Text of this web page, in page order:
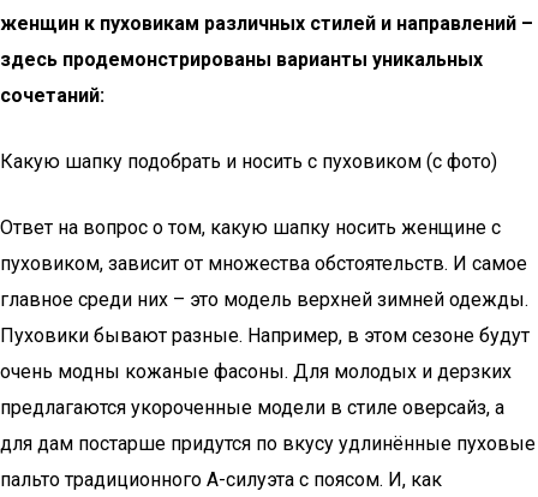
женщин к пуховикам различных стилей и направлений –
здесь продемонстрированы варианты уникальных
сочетаний:
Какую шапку подобрать и носить с пуховиком (с фото)
Ответ на вопрос о том, какую шапку носить женщине с
пуховиком, зависит от множества обстоятельств. И самое
главное среди них – это модель верхней зимней одежды.
Пуховики бывают разные. Например, в этом сезоне будут
очень модны кожаные фасоны. Для молодых и дерзких
предлагаются укороченные модели в стиле оверсайз, а
для дам постарше придутся по вкусу удлинённые пуховые
пальто традиционного А-силуэта с поясом. И, как